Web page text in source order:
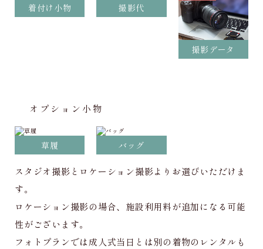
着付け小物 撮影代
撮影データ
オプション小物
草履 バッグ
スタジオ撮影とロケーション撮影よりお選びいただけま
す。
ロケーション撮影の場合、施設利用料が追加になる可能
性がございます。
フォトプランでは成人式当日とは別の着物のレンタルも